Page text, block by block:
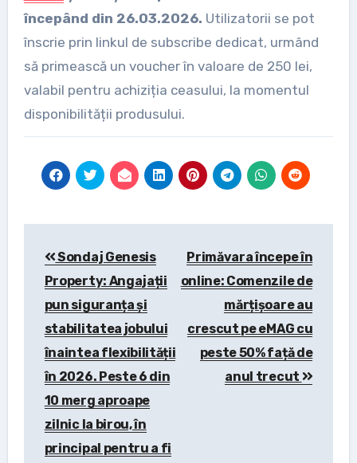
începând din 26.03.2026. Utilizatorii se pot
înscrie prin linkul de subscribe dedicat, urmând
să primească un voucher în valoare de 250 lei,
valabil pentru achiziția ceasului, la momentul
disponibilității produsului.
navigation
Sondaj Genesis
Property: Angajații
pun siguranța și
stabilitatea jobului
înaintea flexibilității
în 2026. Peste 6 din
10 merg aproape
zilnic la birou, în
principal pentru a fi
Primăvara începe în
online: Comenzile de
mărțișoare au
crescut pe eMAG cu
peste 50% față de
anul trecut